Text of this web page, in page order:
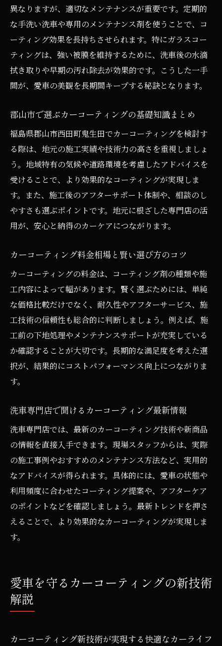
異なりますが、適切なメンテナンスが重要です。定期的
な手洗い洗車や専用のメンテナンス剤を使うことで、コ
ーティング効果を長持ちさせられます。特にガラスコー
ティングは、強い被膜を維持するために、洗車後の水滴
拭き取りや早期の汚れ除去が効果的です。こうした一手
間が、愛車の美観を長期間キープする秘訣となります。
郡山市で選ぶカーコーティングの基礎知識まとめ
福島県郡山市西田町鬼生田でカーコーティングを検討す
る際は、地元の施工実績や技術力の高さを重視しましょ
う。地域特有の気候や道路環境を考慮したアドバイスを
受けることで、より効果的なコーティングが実現しま
す。また、施工後のアフターサポート体制や、相談のし
やすさも選ぶポイントです。地元に根ざした専門店の活
用が、安心と納得のカーケアにつながります。
カーコーティング料金相場と賢い選び方のコツ
カーコーティングの料金は、コーティング剤の種類や施
工内容によって幅があります。賢く選ぶためには、単純
な価格比較だけでなく、耐久性やアフターサービス、施
工技術の信頼性も総合的に判断しましょう。例えば、施
工前の下地処理やメンテナンスサポートが充実している
か確認することが大切です。長期的な満足度を考えた選
択が、結果的にコストパフォーマンス向上につながりま
す。
洗車専門店で聞けるカーコーティング最新情報
洗車専門店では、最新のカーコーティング技術や新商品
の情報を直接入手できます。現場スタッフからは、実際
の施工事例やおすすめのメンテナンス方法など、実用的
なアドバイスが得られます。具体的には、愛車の状態や
利用頻度に合わせたコーティング提案や、アフターケア
のポイントなどを確認しましょう。最新トレンドを押さ
えることで、より効果的なカーコーティングが実現しま
す。
愛車を守るカーコーティングの新技術
解説
カーコーティング新技術が実現する快適なカーライフ